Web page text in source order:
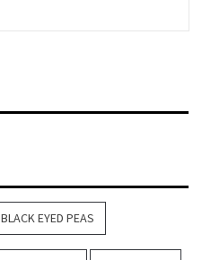
BLACK EYED PEAS